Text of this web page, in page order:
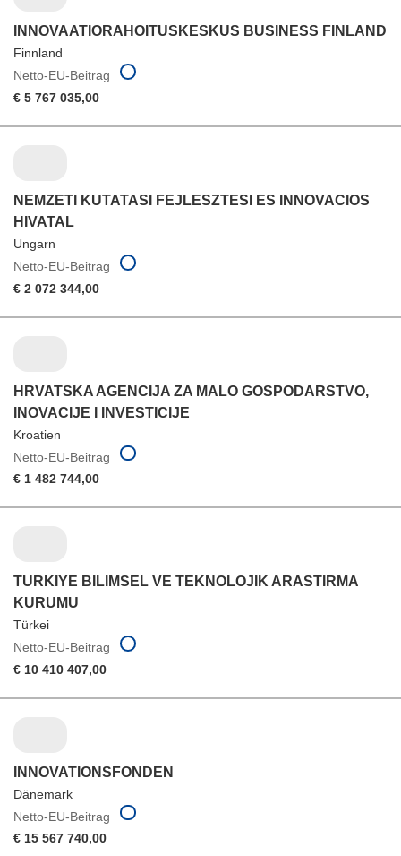
INNOVAATIORAHOITUSKESKUS BUSINESS FINLAND
Finnland
Netto-EU-Beitrag
€ 5 767 035,00
NEMZETI KUTATASI FEJLESZTESI ES INNOVACIOS
HIVATAL
Ungarn
Netto-EU-Beitrag
€ 2 072 344,00
HRVATSKA AGENCIJA ZA MALO GOSPODARSTVO,
INOVACIJE I INVESTICIJE
Kroatien
Netto-EU-Beitrag
€ 1 482 744,00
TURKIYE BILIMSEL VE TEKNOLOJIK ARASTIRMA
KURUMU
Türkei
Netto-EU-Beitrag
€ 10 410 407,00
INNOVATIONSFONDEN
Dänemark
Netto-EU-Beitrag
€ 15 567 740,00